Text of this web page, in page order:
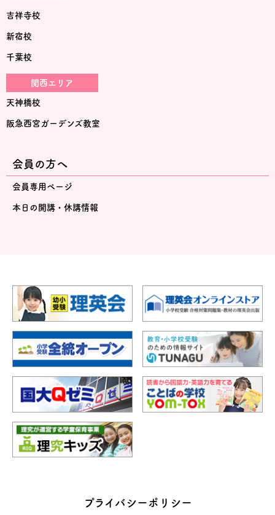
吉祥寺校
新宿校
千葉校
関西エリア
天神橋校
阪急西宮ガーデンズ教室
会員の方へ
会員専用ページ
本日の開講・休講情報
プライバシーポリシー